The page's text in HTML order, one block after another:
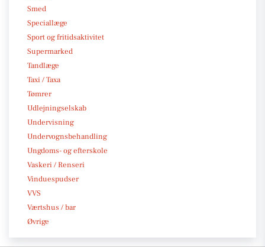
Smed
Speciallæge
Sport og fritidsaktivitet
Supermarked
Tandlæge
Taxi / Taxa
Tømrer
Udlejningselskab
Undervisning
Undervognsbehandling
Ungdoms- og efterskole
Vaskeri / Renseri
Vinduespudser
VVS
Værtshus / bar
Øvrige